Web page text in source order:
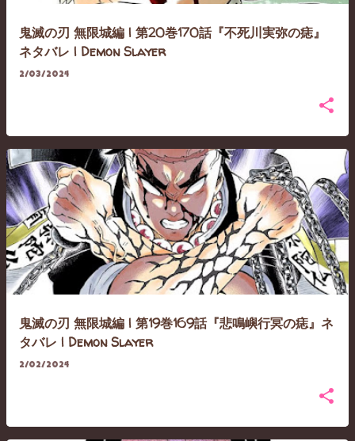
鬼滅の刃 無限城編 | 第20巻170話『不死川実弥の痣』
ネタバレ | Demon Slayer
2/03/2024
鬼滅の刃 無限城編 | 第19巻169話『悲鳴嶼行冥の痣』ネ
タバレ | Demon Slayer
2/02/2024